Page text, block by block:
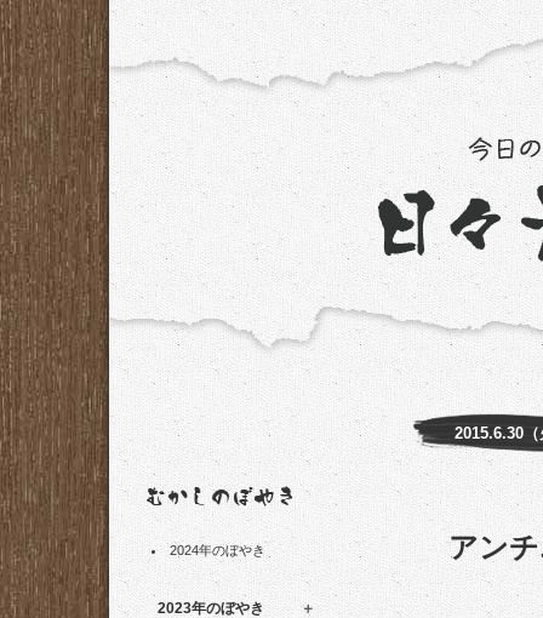
2024年のぼやき
2023年のぼやき
2015.6.30（
アン